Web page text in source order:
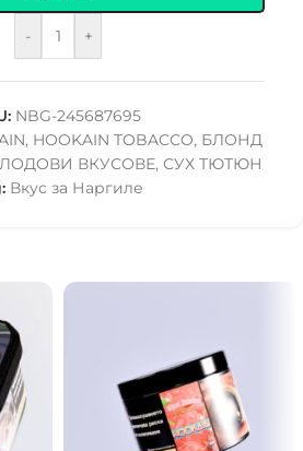
- +
NBG-245687695
, HOOKAIN TOBACCO, БЛОНД
ВКУСОВЕ, СУХ ТЮТЮН
Вкус за Наргиле